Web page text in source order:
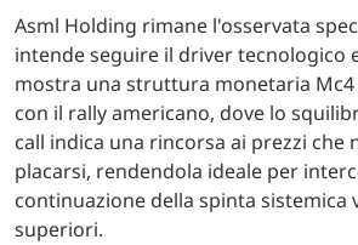
Asml Holding rimane l'osservata
intende seguire il driver tecnologico
mostra una struttura monetaria
con il rally americano, dove lo
call indica una rincorsa ai prezzi che
placarsi, rendendola ideale per
continuazione della spinta sistemica
superiori.